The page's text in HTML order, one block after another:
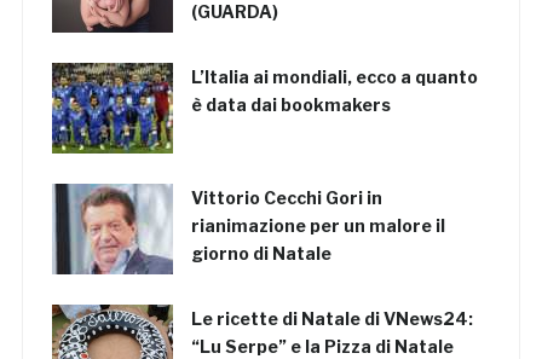
(GUARDA)
L’Italia ai mondiali, ecco a quanto
è data dai bookmakers
Vittorio Cecchi Gori in
rianimazione per un malore il
giorno di Natale
Le ricette di Natale di VNews24:
“Lu Serpe” e la Pizza di Natale